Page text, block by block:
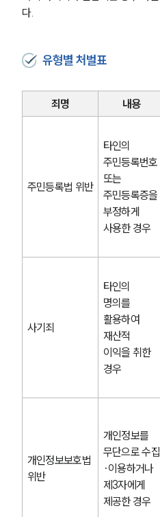
다.
유형별 처벌표
죄명 내용
주민등록법 위반
타인의
주민등록번호
또는
주민등록증을
부정하게
사용한 경우
사기죄
타인의
명의를
활용하여
재산적
이익을 취한
경우
개인정보보호법
위반
개인정보를
무단으로 수집
·이용하거나
제3자에게
제공한 경우